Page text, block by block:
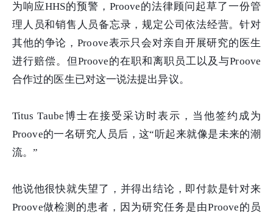
为响应HHS的预警，Proove的法律顾问起草了一份管
理人员和销售人员备忘录，规定公司依法经营。针对
其他的争论，Proove表示只会对亲自开展研究的医生
进行赔偿。但Proove的在职和离职员工以及与Proove
合作过的医生已对这一说法提出异议。
Titus Taube博士在接受采访时表示，当他签约成为
Proove的一名研究人员后，这“听起来就像是未来的潮
流。”
他说他很快就失望了，并得出结论，即付款是针对来
Proove做检测的患者，因为研究任务是由Proove的员